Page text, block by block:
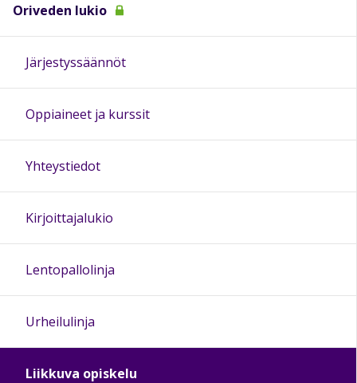
Oriveden lukio
Järjestyssäännöt
Oppiaineet ja kurssit
Yhteystiedot
Kirjoittajalukio
Lentopallolinja
Urheilulinja
Liikkuva opiskelu